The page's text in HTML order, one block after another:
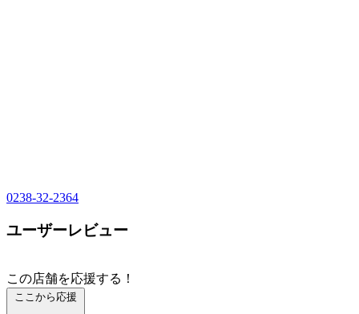
0238-32-2364
ユーザーレビュー
この店舗を応援する！
ここから応援